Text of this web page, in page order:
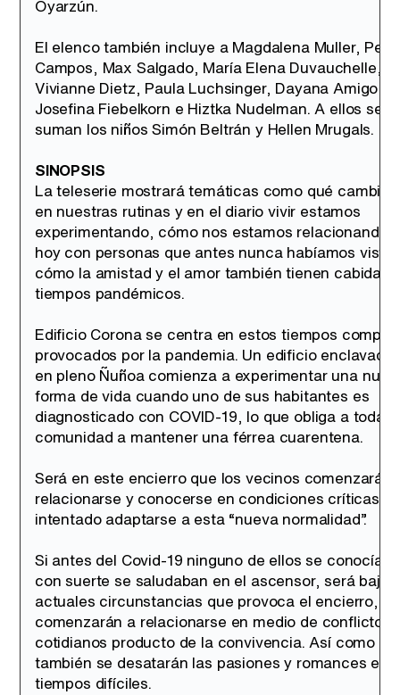
Oyarzún.
El elenco también incluye a Magdalena Muller,
Campos, Max Salgado, María Elena Duvauchelle,
Vivianne Dietz, Paula Luchsinger, Dayana Amigo,
Josefina Fiebelkorn e Hiztka Nudelman. A ellos se
suman los niños Simón Beltrán y Hellen Mrugals.
SINOPSIS
La teleserie mostrará temáticas como qué cambios
en nuestras rutinas y en el diario vivir estamos
experimentando, cómo nos estamos relacionando
hoy con personas que antes nunca habíamos
cómo la amistad y el amor también tienen cabida
tiempos pandémicos.
Edificio Corona se centra en estos tiempos
provocados por la pandemia. Un edificio enclavado
en pleno Ñuñoa comienza a experimentar una
forma de vida cuando uno de sus habitantes es
diagnosticado con COVID-19, lo que obliga a toda
comunidad a mantener una férrea cuarentena.
Será en este encierro que los vecinos comenzarán
relacionarse y conocerse en condiciones críticas
intentado adaptarse a esta “nueva normalidad”.
Si antes del Covid-19 ninguno de ellos se conocía y
con suerte se saludaban en el ascensor, será bajo
actuales circunstancias que provoca el encierro,
comenzarán a relacionarse en medio de conflictos
cotidianos producto de la convivencia. Así como
también se desatarán las pasiones y romances en
tiempos difíciles.